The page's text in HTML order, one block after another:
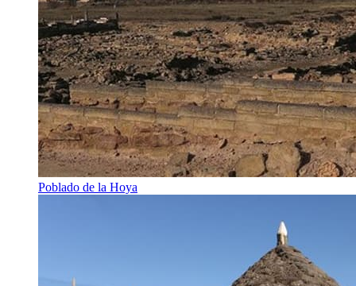
Poblado de la Hoya